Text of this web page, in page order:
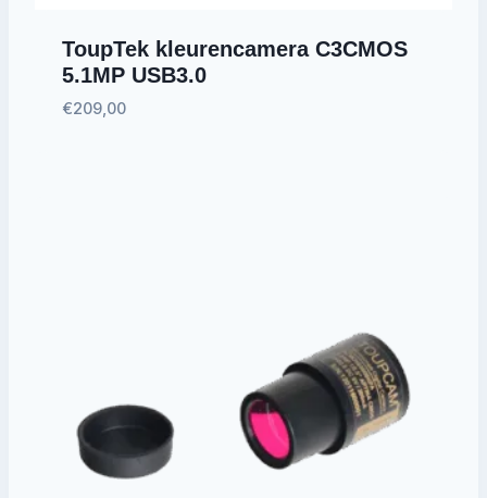
ToupTek kleurencamera C3CMOS
5.1MP USB3.0
€209,00